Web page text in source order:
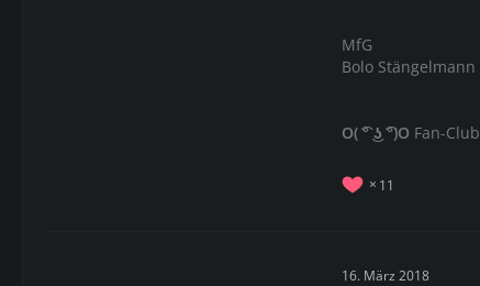
MfG
Bolo Stängelmann
O( ͡° ͜ʖ ͡°)O Fan-Club
11
16. März 2018